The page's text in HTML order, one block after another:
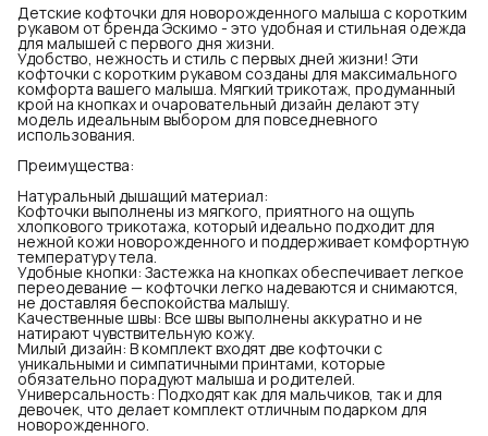
Детские кофточки для новорожденного малыша с коротким
рукавом от бренда Эскимо - это удобная и стильная одежда
для малышей с первого дня жизни.
Удобство, нежность и стиль с первых дней жизни! Эти
кофточки с коротким рукавом созданы для максимального
комфорта вашего малыша. Мягкий трикотаж, продуманный
крой на кнопках и очаровательный дизайн делают эту
модель идеальным выбором для повседневного
использования.
Преимущества:
Натуральный дышащий материал:
Кофточки выполнены из мягкого, приятного на ощупь
хлопкового трикотажа, который идеально подходит для
нежной кожи новорожденного и поддерживает комфортную
температуру тела.
Удобные кнопки: Застежка на кнопках обеспечивает легкое
переодевание — кофточки легко надеваются и снимаются,
не доставляя беспокойства малышу.
Качественные швы: Все швы выполнены аккуратно и не
натирают чувствительную кожу.
Милый дизайн: В комплект входят две кофточки с
уникальными и симпатичными принтами, которые
обязательно порадуют малыша и родителей.
Универсальность: Подходят как для мальчиков, так и для
девочек, что делает комплект отличным подарком для
новорожденного.